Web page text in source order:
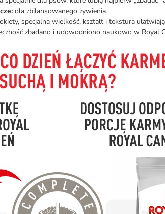
dla zbilansowanego żywienia
specjalna wielkość, kształt i tekstura
zbadano i udowodniono naukowo w Royal